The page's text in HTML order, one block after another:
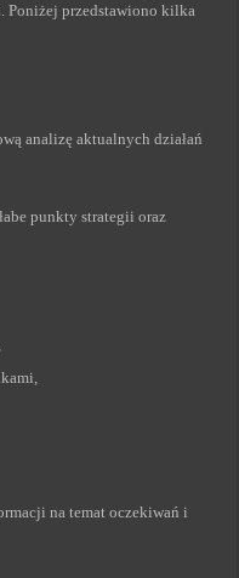
Poniżej przedstawiono kilka
analizę aktualnych działań
punkty strategii oraz
na temat oczekiwań i